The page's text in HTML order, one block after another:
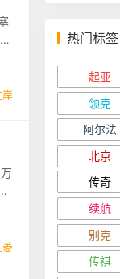
岸
菱
热门标签
起亚
领克
阿尔法
北京
传奇
续航
别克
传祺